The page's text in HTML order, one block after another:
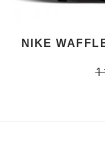
NIKE